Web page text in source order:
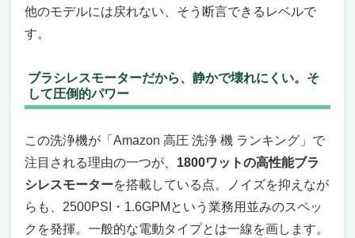
他のモデルには戻れない、そう断言できるレベルで
す。
ブラシレスモーターだから、静かで壊れにくい。そ
して圧倒的パワー
この洗浄機が「Amazon 高圧 洗浄 機 ランキング」で
注目される理由の一つが、 1800ワットの高性能ブラ
シレスモーターを搭載している点。ノイズを抑えなが
らも、2500PSI・1.6GPMという業務用並みのスペッ
クを発揮。一般的な電動タイプとは一線を画します。